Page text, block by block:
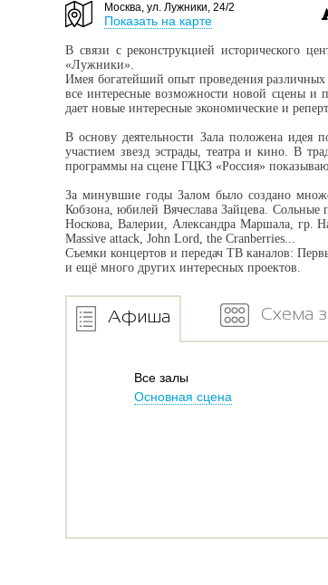
Москва, ул. Лужники, 24/2
Показать на карте
В связи с реконструкцией исторического
«Лужники».
Имея богатейший опыт проведения
все интересные возможности новой сцены и
дает новые интересные экономические и
В основу деятельности Зала положена идея
участием звезд эстрады, театра и кино. В
программы на сцене ГЦКЗ «Россия»
За минувшие годы Залом было создано
Кобзона, юбилей Вячеслава Зайцева.
Носкова, Валерии, Александра Маршала, гр.
Massive attack, John Lord, the Cranberries...
Съемки концертов и передач ТВ каналов:
и ещё много других интересных проектов.
Афиша Схема
Все залы
Основная сцена